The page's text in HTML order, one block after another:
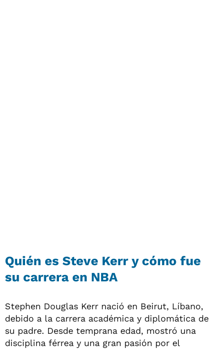
Quién es Steve Kerr y cómo fue
su carrera en NBA
Stephen Douglas Kerr nació en Beirut, Líbano,
debido a la carrera académica y diplomática de
su padre. Desde temprana edad, mostró una
disciplina férrea y una gran pasión por el